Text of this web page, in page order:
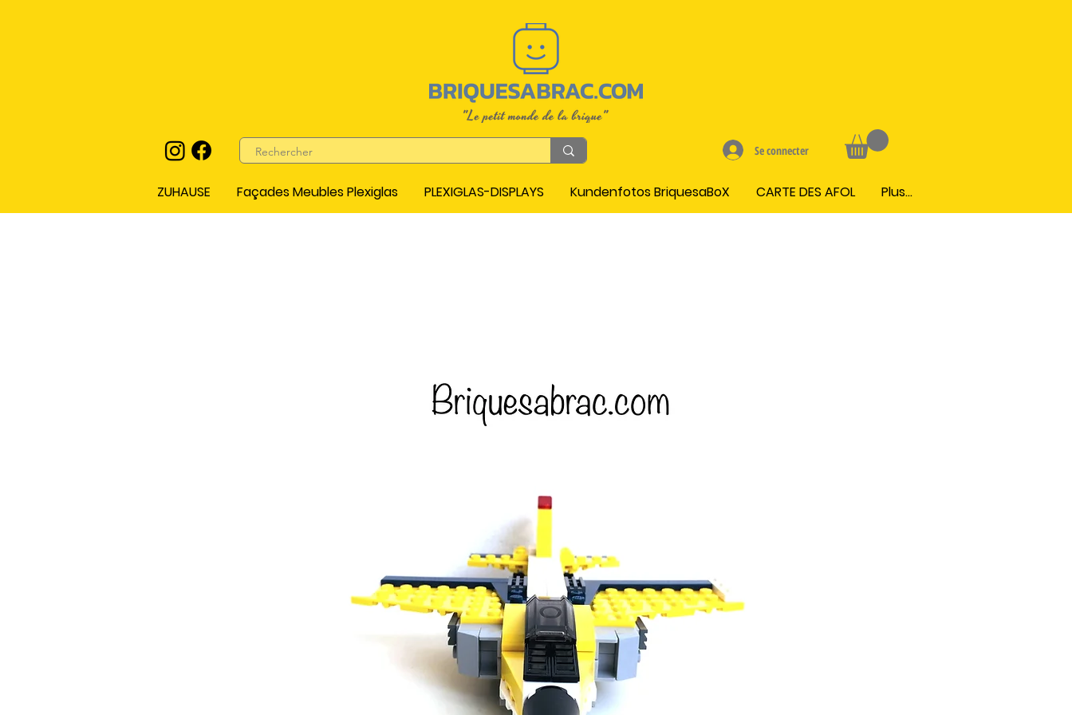
Se connecter
ZUHAUSE Façades Meubles Plexiglas PLEXIGLAS-DISPLAYS Kundenfotos BriquesaBoX CARTE DES AFOL Plus...